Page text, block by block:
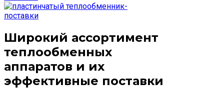
Широкий ассортимент
теплообменных
аппаратов и их
эффективные поставки